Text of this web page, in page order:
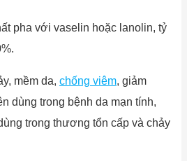
pha với vaselin hoặc lanolin, tỷ
mềm da, chống viêm, giảm
dùng trong bệnh da mạn tính,
trong thương tổn cấp và chảy